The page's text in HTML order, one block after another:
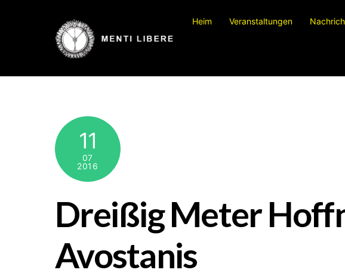
Heim Veranstaltungen
11
07
2016
Dreißig Meter
Avostanis